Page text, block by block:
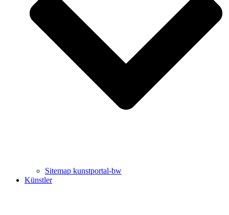
Uli Rothfuss
Harald Schwiers
Sitemap kunstportal-bw
Künstler